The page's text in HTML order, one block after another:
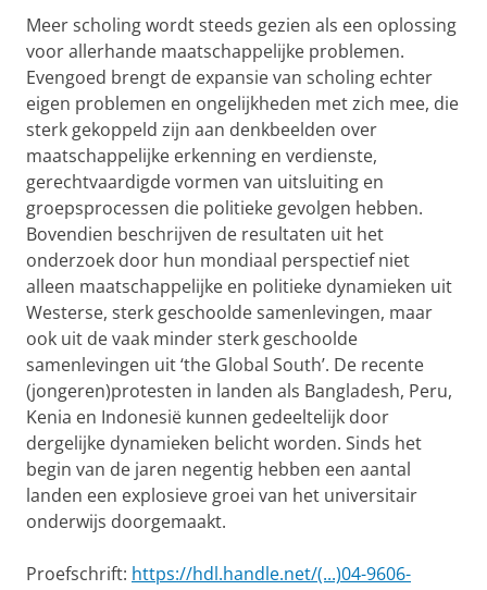
Meer scholing wordt steeds gezien als een oplossing
voor allerhande maatschappelijke problemen.
Evengoed brengt de expansie van scholing echter
eigen problemen en ongelijkheden met zich mee, die
sterk gekoppeld zijn aan denkbeelden over
maatschappelijke erkenning en verdienste,
gerechtvaardigde vormen van uitsluiting en
groepsprocessen die politieke gevolgen hebben.
Bovendien beschrijven de resultaten uit het
onderzoek door hun mondiaal perspectief niet
alleen maatschappelijke en politieke dynamieken uit
Westerse, sterk geschoolde samenlevingen, maar
ook uit de vaak minder sterk geschoolde
samenlevingen uit ‘the Global South’. De recente
(jongeren)protesten in landen als Bangladesh, Peru,
Kenia en Indonesië kunnen gedeeltelijk door
dergelijke dynamieken belicht worden. Sinds het
begin van de jaren negentig hebben een aantal
landen een explosieve groei van het universitair
onderwijs doorgemaakt.
Proefschrift: https://hdl.handle.net/(...)04-9606-